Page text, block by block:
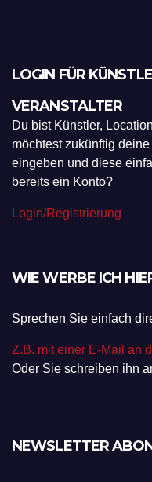
LOGIN FÜR
VERANSTALTER
Du bist Künstler,
möchtest zukünftig
eingeben und diese
bereits ein Konto?
Login/Registrierung
WIE WERBE ICH
Sprechen Sie einfach
Z.B. mit einer E-Mail an
Oder Sie schreiben ihn
NEWSLETTER